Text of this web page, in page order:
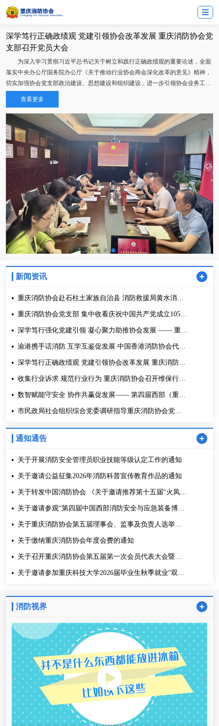
深学笃行正确政绩观 党建引领协会改革发展 重庆消防协会党
支部召开党员大会
为深入学习贯彻习近平总书记关于树立和践行正确政绩观的重要论述，全面
落实中央办公厅国务院办公厅《关于推动行业协会商会深化改革的意见》精神，
切实加强协会党支部政治建设、思想建设和组织建设，进一步引领协会业务工作
议，协会全体党员及员工参加会议。
查看更多
新闻资讯
重庆消防协会赴石柱土家族自治县 消防救援局黄水消防
重庆消防协会党支部 集中收看庆祝中国共产党成立105周
深学笃行强化党建引领 凝心聚力助推协会发展 —— 重庆
渝港携手话消防 互学互鉴促发展 中国香港消防协会代表
深学笃行正确政绩观 党建引领协会改革发展 重庆消防协
收集行业诉求 规范行业行为 重庆消防协会召开维保行业
数智赋能守安全 协作共赢促发展—— 第四届西部（重
市民政局社会组织综合党委调研指导重庆消防协会党建
通知通告
关于开展消防安全管理员职业技能等级认定工作的通知
关于邀请公益征集2026年消防科普宣传教育作品的通知
关于转发中国消防协会 《关于邀请推荐第十五届“火凤凰
关于邀请参观“第四届中国西部消防安全与应急装备博览
关于重庆消防协会第五届理事会、监事及负责人选举结
关于缴纳重庆消防协会年度会费的通知
关于召开重庆消防协会第五届第一次会员代表大会暨换
关于邀请参加重庆科技大学2026届毕业生秋季就业“双
消防视界